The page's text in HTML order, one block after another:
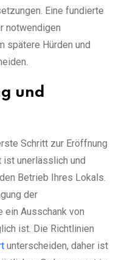
Eine fundierte
notwendigen
spätere Hürden und
und
Schritt zur Eröffnung
ist unerlässlich und
Betrieb Ihres Lokals.
der
ein Ausschank von
ist. Die Richtlinien
unterscheiden, daher ist